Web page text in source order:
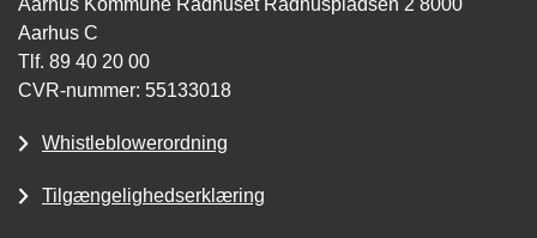
Aarhus Kommune Rådhuset Rådhuspladsen 2 8000
Aarhus C
Tlf. 89 40 20 00
CVR-nummer: 55133018
Whistleblowerordning
Tilgængelighedserklæring